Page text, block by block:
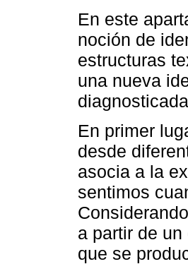
En este
noción de
estructuras
una nueva
En primer
desde
asocia a la
sentimos
a partir de
que se